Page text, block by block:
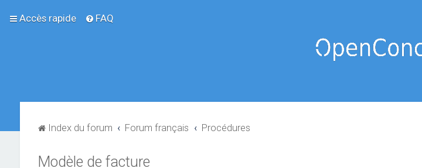
Accès rapide FAQ
Index du forum Forum français Procédures
Modèle de facture